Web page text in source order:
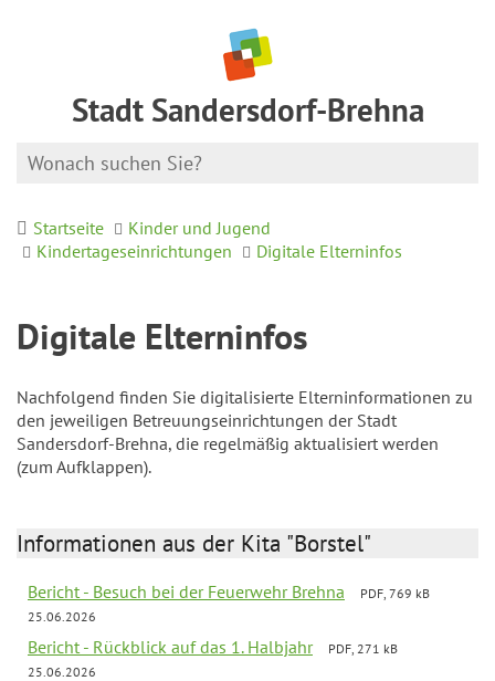
Stadt Sandersdorf-Brehna
Startseite
Kinder und Jugend
Kindertageseinrichtungen
Digitale Elterninfos
Digitale Elterninfos
Nachfolgend finden Sie digitalisierte Elterninformationen zu
den jeweiligen Betreuungseinrichtungen der Stadt
Sandersdorf-Brehna, die regelmäßig aktualisiert werden
(zum Aufklappen).
Informationen aus der Kita "Borstel"
Bericht - Besuch bei der Feuerwehr Brehna
PDF, 769 kB
25.06.2026
Bericht - Rückblick auf das 1. Halbjahr
PDF, 271 kB
25.06.2026